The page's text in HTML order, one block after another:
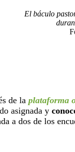
El báculo
de la plataforma
asignada y
a dos de los